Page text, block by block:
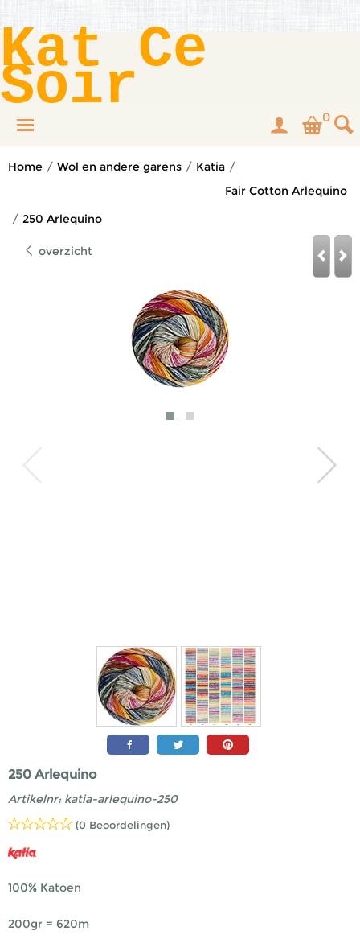
Kat Ce
Soir 0
Home / Wol en andere garens / Katia /
Fair Cotton Arlequino
/ 250 Arlequino
overzicht
250 Arlequino
Artikelnr: katia-arlequino-250
(0 Beoordelingen)
100% Katoen
200gr = 620m